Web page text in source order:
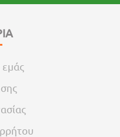
εμάς